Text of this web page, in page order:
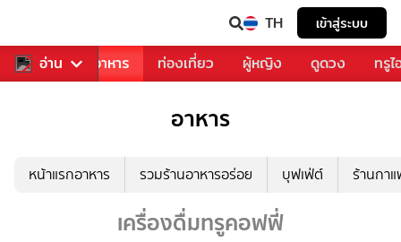
TH เข้าสู่ระบบ
อ่าน
การเพลง อาหาร ท่องเที่ยว ผู้หญิง ดูดวง ทรู
อาหาร
หน้าแรกอาหาร รวมร้านอาหารอร่อย บุฟเฟ่ต์ ร้านกา
เครื่องดื่มทรูคอฟฟี่